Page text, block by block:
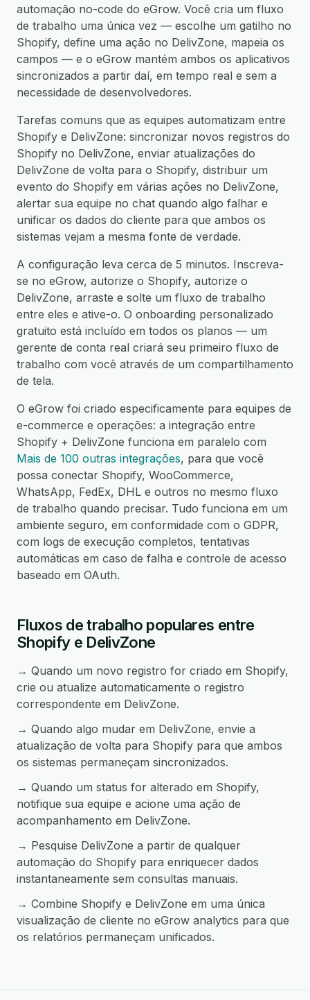
automação no-code do eGrow. Você cria um fluxo
de trabalho uma única vez — escolhe um gatilho no
Shopify, define uma ação no DelivZone, mapeia os
campos — e o eGrow mantém ambos os aplicativos
sincronizados a partir daí, em tempo real e sem a
necessidade de desenvolvedores.
Tarefas comuns que as equipes automatizam entre
Shopify e DelivZone: sincronizar novos registros do
Shopify no DelivZone, enviar atualizações do
DelivZone de volta para o Shopify, distribuir um
evento do Shopify em várias ações no DelivZone,
alertar sua equipe no chat quando algo falhar e
unificar os dados do cliente para que ambos os
sistemas vejam a mesma fonte de verdade.
A configuração leva cerca de 5 minutos. Inscreva-
se no eGrow, autorize o Shopify, autorize o
DelivZone, arraste e solte um fluxo de trabalho
entre eles e ative-o. O onboarding personalizado
gratuito está incluído em todos os planos — um
gerente de conta real criará seu primeiro fluxo de
trabalho com você através de um compartilhamento
de tela.
O eGrow foi criado especificamente para equipes de
e-commerce e operações: a integração entre
Shopify + DelivZone funciona em paralelo com
Mais de 100 outras integrações, para que você
possa conectar Shopify, WooCommerce,
WhatsApp, FedEx, DHL e outros no mesmo fluxo
de trabalho quando precisar. Tudo funciona em um
ambiente seguro, em conformidade com o GDPR,
com logs de execução completos, tentativas
automáticas em caso de falha e controle de acesso
baseado em OAuth.
Fluxos de trabalho populares entre
Shopify e DelivZone
→ Quando um novo registro for criado em Shopify,
crie ou atualize automaticamente o registro
correspondente em DelivZone.
→ Quando algo mudar em DelivZone, envie a
atualização de volta para Shopify para que ambos
os sistemas permaneçam sincronizados.
→ Quando um status for alterado em Shopify,
notifique sua equipe e acione uma ação de
acompanhamento em DelivZone.
→ Pesquise DelivZone a partir de qualquer
automação do Shopify para enriquecer dados
instantaneamente sem consultas manuais.
→ Combine Shopify e DelivZone em uma única
visualização de cliente no eGrow analytics para que
os relatórios permaneçam unificados.